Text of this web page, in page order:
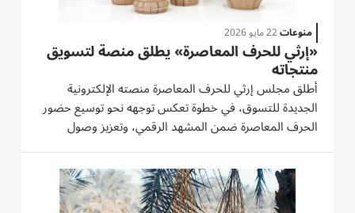
منوعات22 مايو 2026
«إرثي للحرف المعاصرة» يطلق منصة لتسويق
منتجاته
أطلق مجلس إرثي للحرف المعاصرة منصته الإلكترونية
الجديدة للتسوق، في خطوة تعكس توجهه نحو توسيع حضور
الحرف المعاصرة ضمن المشهد الرقمي، وتعزيز وصول
منتجاته وشراكاته الإبداعية إلى جمهور أوسع محلياً وعالمياً.
وتوفر المنصة الإلكترونية مجموعة متكاملة من منتجات
المجلس، بما يشمل...